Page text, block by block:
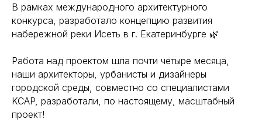
В рамках международного архитектурного
конкурса, разработало концепцию развития
набережной реки Исеть в г. Екатеринбурге 🌿
Работа над проектом шла почти четыре месяца,
наши архитекторы, урбанисты и дизайнеры
городской среды, совместно со специалистами
KCAP, разработали, по настоящему, масштабный
проект!